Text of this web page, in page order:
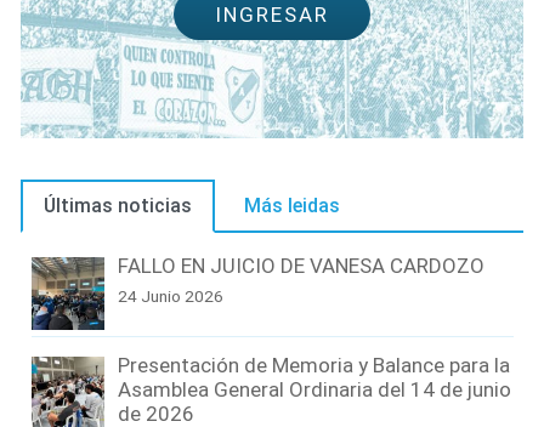
INGRESAR
Últimas noticias Más leidas
FALLO EN JUICIO DE VANESA CARDOZO
24 Junio 2026
Presentación de Memoria y Balance para la
Asamblea General Ordinaria del 14 de junio
de 2026